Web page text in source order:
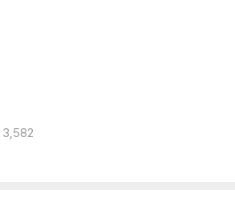
3,582